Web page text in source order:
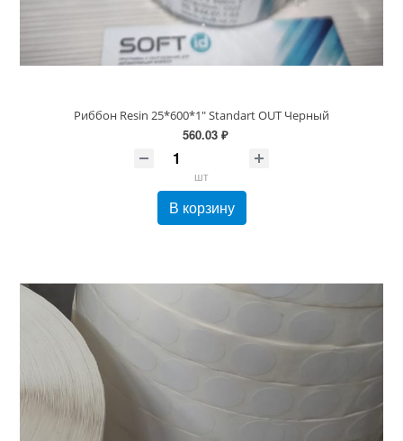
Риббон Resin 25*600*1" Standart OUT Черный
560.03 ₽
шт
В корзину